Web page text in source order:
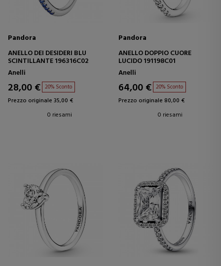
Pandora
ANELLO DEI DESIDERI BLU
SCINTILLANTE 196316C02
Anelli
28,00 € 20% Sconto
Prezzo originale 35,00 €
0 riesami
Pandora
ANELLO DOPPIO CUORE
LUCIDO 191198C01
Anelli
64,00 € 20% Sconto
Prezzo originale 80,00 €
0 riesami